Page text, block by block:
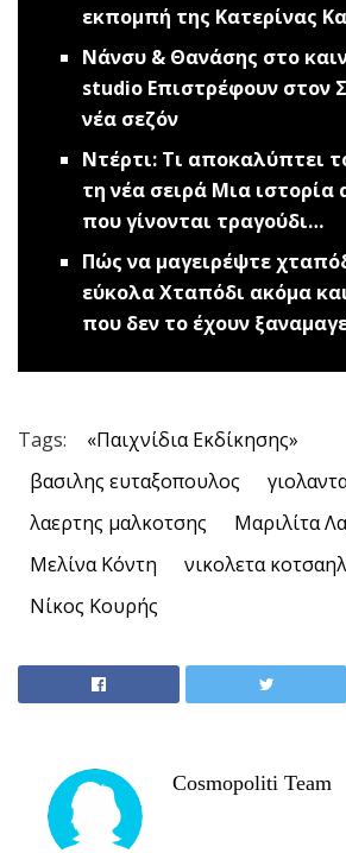
εκπομπή της Κατερίνας
Nάνσυ & Θανάσης στο
studio Επιστρέφουν στον
νέα σεζόν
Ντέρτι: Τι αποκαλύπτει
τη νέα σειρά Μια ιστορία
που γίνονται τραγούδι…
Πώς να μαγειρέψτε
εύκολαΧταπόδι ακόμα
που δεν το έχουν
Tags:
«Παιχνίδια Εκδίκησης»
βασιλης ευταξοπουλος
λαερτης μαλκοτσης
Μαριλίτα
Μελίνα Κόντη
νικολετα
Νίκος Κουρής
Cosmopoliti Team